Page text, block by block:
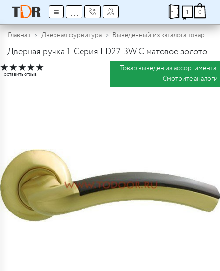
≡ ... 1 0
Главная Дверная фурнитура Выведенный из каталога товар
Дверная ручка 1-Серия LD27 BW C матовое золото
★★★★★
оставить отзыв
Товар выведен из ассортимента.
Смотрите аналоги